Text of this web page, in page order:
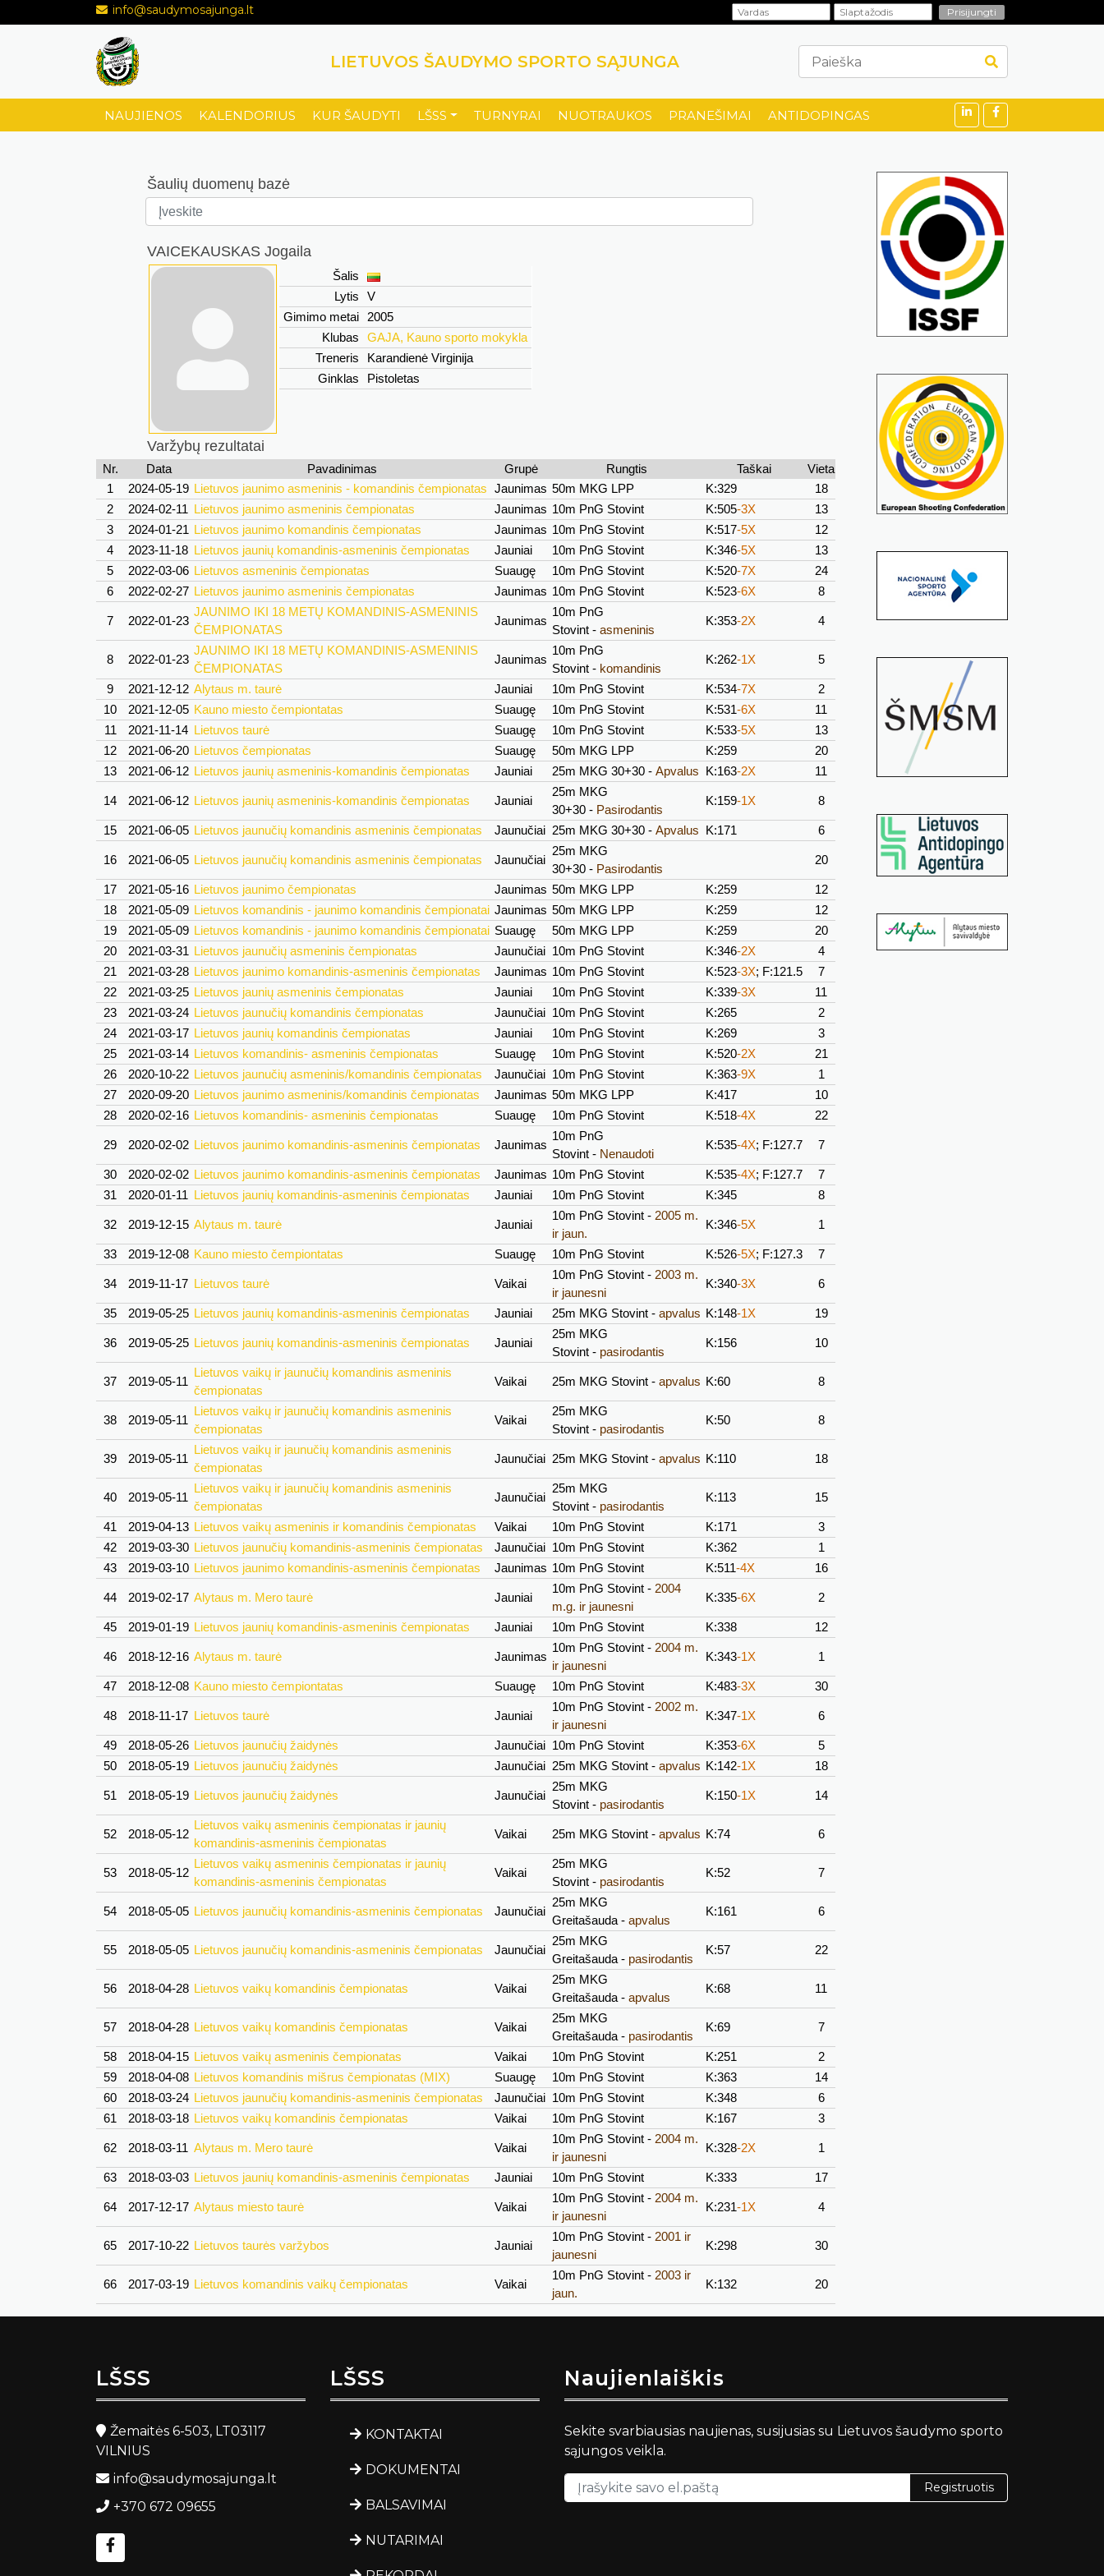
info@saudymosajunga.lt
LIETUVOS ŠAUDYMO SPORTO SĄJUNGA
NAUJIENOS KALENDORIUS KUR ŠAUDYTI LŠSS TURNYRAI NUOTRAUKOS PRANEŠIMAI ANTIDOPINGAS
Šaulių duomenų bazė
VAICEKAUSKAS Jogaila
Šalis
Lytis
V
Gimimo metai
2005
Klubas
GAJA, Kauno sporto mokykla
Treneris
Karandienė Virginija
Ginklas
Pistoletas
Varžybų rezultatai
Nr. Data Pavadinimas Grupė Rungtis Taškai
Vieta
1
2024-05-19 Lietuvos jaunimo asmeninis - komandinis čempionatas Jaunimas 50m MKG LPP K:329
18
2
2024-02-11 Lietuvos jaunimo asmeninis čempionatas Jaunimas 10m PnG Stovint K:505-3X
13
3
2024-01-21 Lietuvos jaunimo komandinis čempionatas Jaunimas 10m PnG Stovint K:517-5X
12
4
2023-11-18 Lietuvos jaunių komandinis-asmeninis čempionatas Jauniai 10m PnG Stovint K:346-5X
13
5
2022-03-06 Lietuvos asmeninis čempionatas Suaugę 10m PnG Stovint K:520-7X
24
6
2022-02-27 Lietuvos jaunimo asmeninis čempionatas Jaunimas 10m PnG Stovint K:523-6X 8
7 2022-01-23
JAUNIMO IKI 18 METŲ KOMANDINIS-ASMENINIS
ČEMPIONATAS
Jaunimas
10m PnG
Stovint - asmeninis
K:353-2X 4
8 2022-01-23
JAUNIMO IKI 18 METŲ KOMANDINIS-ASMENINIS
ČEMPIONATAS
Jaunimas
10m PnG
Stovint - komandinis
K:262-1X 5
9 2021-12-12 Alytaus m. taurė Jauniai 10m PnG Stovint K:534-7X
2
10
2021-12-05 Kauno miesto čempiontatas Suaugę 10m PnG Stovint K:531-6X
11
11
2021-11-14 Lietuvos taurė Suaugę 10m PnG Stovint K:533-5X
13
12
2021-06-20 Lietuvos čempionatas Suaugę 50m MKG LPP K:259
20
13
2021-06-12 Lietuvos jaunių asmeninis-komandinis čempionatas Jauniai 25m MKG 30+30 - Apvalus K:163-2X 11
14 2021-06-12 Lietuvos jaunių asmeninis-komandinis čempionatas Jauniai
25m MKG
30+30 - Pasirodantis
K:159-1X 8
15 2021-06-05 Lietuvos jaunučių komandinis asmeninis čempionatas Jaunučiai 25m MKG 30+30 - Apvalus K:171 6
16 2021-06-05 Lietuvos jaunučių komandinis asmeninis čempionatas Jaunučiai
25m MKG
30+30 - Pasirodantis
20
17 2021-05-16 Lietuvos jaunimo čempionatas Jaunimas 50m MKG LPP K:259
12
18
2021-05-09 Lietuvos komandinis - jaunimo komandinis čempionatai Jaunimas 50m MKG LPP K:259
12
19
2021-05-09 Lietuvos komandinis - jaunimo komandinis čempionatai Suaugę 50m MKG LPP K:259
20
20
2021-03-31 Lietuvos jaunučių asmeninis čempionatas Jaunučiai 10m PnG Stovint K:346-2X
4
21
2021-03-28 Lietuvos jaunimo komandinis-asmeninis čempionatas Jaunimas 10m PnG Stovint K:523-3X; F:121.5
7
22
2021-03-25 Lietuvos jaunių asmeninis čempionatas Jauniai 10m PnG Stovint K:339-3X
11
23
2021-03-24 Lietuvos jaunučių komandinis čempionatas Jaunučiai 10m PnG Stovint K:265
2
24
2021-03-17 Lietuvos jaunių komandinis čempionatas Jauniai 10m PnG Stovint K:269
3
25
2021-03-14 Lietuvos komandinis- asmeninis čempionatas Suaugę 10m PnG Stovint K:520-2X
21
26
2020-10-22 Lietuvos jaunučių asmeninis/komandinis čempionatas Jaunučiai 10m PnG Stovint K:363-9X
1
27
2020-09-20 Lietuvos jaunimo asmeninis/komandinis čempionatas Jaunimas 50m MKG LPP K:417
10
28
2020-02-16 Lietuvos komandinis- asmeninis čempionatas Suaugę 10m PnG Stovint K:518-4X 22
29 2020-02-02 Lietuvos jaunimo komandinis-asmeninis čempionatas Jaunimas
10m PnG
Stovint - Nenaudoti
K:535-4X; F:127.7 7
30 2020-02-02 Lietuvos jaunimo komandinis-asmeninis čempionatas Jaunimas 10m PnG Stovint K:535-4X; F:127.7
7
31
2020-01-11 Lietuvos jaunių komandinis-asmeninis čempionatas Jauniai 10m PnG Stovint K:345 8
32 2019-12-15 Alytaus m. taurė Jauniai
10m PnG Stovint - 2005 m.
ir jaun.
K:346-5X 1
33 2019-12-08 Kauno miesto čempiontatas Suaugę 10m PnG Stovint K:526-5X; F:127.3 7
34 2019-11-17 Lietuvos taurė Vaikai
10m PnG Stovint - 2003 m.
ir jaunesni
K:340-3X 6
35 2019-05-25 Lietuvos jaunių komandinis-asmeninis čempionatas Jauniai 25m MKG Stovint - apvalus K:148-1X 19
36 2019-05-25 Lietuvos jaunių komandinis-asmeninis čempionatas Jauniai
25m MKG
Stovint - pasirodantis
K:156 10
37 2019-05-11
Lietuvos vaikų ir jaunučių komandinis asmeninis
čempionatas
Vaikai 25m MKG Stovint - apvalus K:60 8
38 2019-05-11
Lietuvos vaikų ir jaunučių komandinis asmeninis
čempionatas
Vaikai
25m MKG
Stovint - pasirodantis
K:50 8
39 2019-05-11
Lietuvos vaikų ir jaunučių komandinis asmeninis
čempionatas
Jaunučiai 25m MKG Stovint - apvalus K:110 18
40 2019-05-11
Lietuvos vaikų ir jaunučių komandinis asmeninis
čempionatas
Jaunučiai
25m MKG
Stovint - pasirodantis
K:113 15
41 2019-04-13 Lietuvos vaikų asmeninis ir komandinis čempionatas Vaikai 10m PnG Stovint K:171
3
42
2019-03-30 Lietuvos jaunučių komandinis-asmeninis čempionatas Jaunučiai 10m PnG Stovint K:362
1
43
2019-03-10 Lietuvos jaunimo komandinis-asmeninis čempionatas Jaunimas 10m PnG Stovint K:511-4X 16
44 2019-02-17 Alytaus m. Mero taurė Jauniai
10m PnG Stovint - 2004
m.g. ir jaunesni
K:335-6X 2
45 2019-01-19 Lietuvos jaunių komandinis-asmeninis čempionatas Jauniai 10m PnG Stovint K:338 12
46 2018-12-16 Alytaus m. taurė Jaunimas
10m PnG Stovint - 2004 m.
ir jaunesni
K:343-1X 1
47 2018-12-08 Kauno miesto čempiontatas Suaugę 10m PnG Stovint K:483-3X 30
48 2018-11-17 Lietuvos taurė Jauniai
10m PnG Stovint - 2002 m.
ir jaunesni
K:347-1X 6
49 2018-05-26 Lietuvos jaunučių žaidynės Jaunučiai 10m PnG Stovint K:353-6X
5
50
2018-05-19 Lietuvos jaunučių žaidynės Jaunučiai 25m MKG Stovint - apvalus K:142-1X 18
51 2018-05-19 Lietuvos jaunučių žaidynės Jaunučiai
25m MKG
Stovint - pasirodantis
K:150-1X 14
52 2018-05-12
Lietuvos vaikų asmeninis čempionatas ir jaunių
komandinis-asmeninis čempionatas
Vaikai 25m MKG Stovint - apvalus K:74 6
53 2018-05-12
Lietuvos vaikų asmeninis čempionatas ir jaunių
komandinis-asmeninis čempionatas
Vaikai
25m MKG
Stovint - pasirodantis
K:52 7
54 2018-05-05 Lietuvos jaunučių komandinis-asmeninis čempionatas Jaunučiai
25m MKG
Greitašauda - apvalus
K:161 6
55 2018-05-05 Lietuvos jaunučių komandinis-asmeninis čempionatas Jaunučiai
25m MKG
Greitašauda - pasirodantis
K:57 22
56 2018-04-28 Lietuvos vaikų komandinis čempionatas Vaikai
25m MKG
Greitašauda - apvalus
K:68 11
57 2018-04-28 Lietuvos vaikų komandinis čempionatas Vaikai
25m MKG
Greitašauda - pasirodantis
K:69 7
58 2018-04-15 Lietuvos vaikų asmeninis čempionatas Vaikai 10m PnG Stovint K:251
2
59
2018-04-08 Lietuvos komandinis mišrus čempionatas (MIX) Suaugę 10m PnG Stovint K:363
14
60
2018-03-24 Lietuvos jaunučių komandinis-asmeninis čempionatas Jaunučiai 10m PnG Stovint K:348
6
61
2018-03-18 Lietuvos vaikų komandinis čempionatas Vaikai 10m PnG Stovint K:167 3
62 2018-03-11 Alytaus m. Mero taurė Vaikai
10m PnG Stovint - 2004 m.
ir jaunesni
K:328-2X 1
63 2018-03-03 Lietuvos jaunių komandinis-asmeninis čempionatas Jauniai 10m PnG Stovint K:333 17
64 2017-12-17 Alytaus miesto taurė Vaikai
10m PnG Stovint - 2004 m.
ir jaunesni
K:231-1X 4
65 2017-10-22 Lietuvos taurės varžybos Jauniai
10m PnG Stovint - 2001 ir
jaunesni
K:298 30
66 2017-03-19 Lietuvos komandinis vaikų čempionatas Vaikai
10m PnG Stovint - 2003 ir
jaun.
K:132 20
LŠSS
Žemaitės 6-503, LT03117
VILNIUS
info@saudymosajunga.lt
+370 672 09655
LŠSS
KONTAKTAI
DOKUMENTAI
BALSAVIMAI
NUTARIMAI
Naujienlaiškis
Sekite svarbiausias naujienas, susijusias su Lietuvos šaudymo sporto
sąjungos veikla.
Registruotis